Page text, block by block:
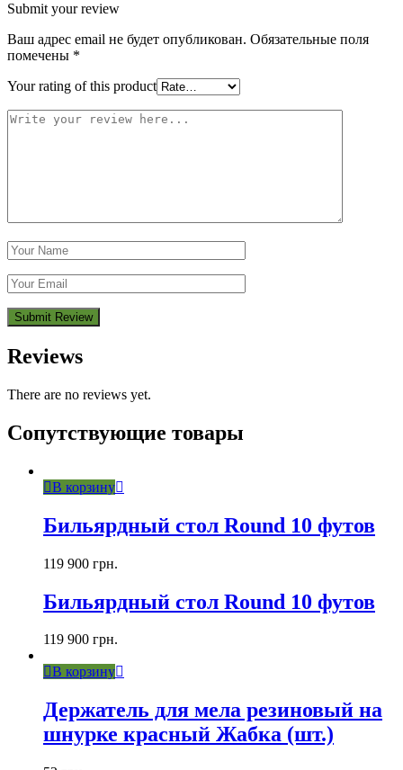
Submit your review
Ваш адрес email не будет опубликован. Обязательные поля
помечены *
Your rating of this product
Reviews
There are no reviews yet.
Сопутствующие товары
В корзину
Бильярдный стол Round 10 футов
119 900 грн.
Бильярдный стол Round 10 футов
119 900 грн.
В корзину
Держатель для мела резиновый на
шнурке красный Жабка (шт.)